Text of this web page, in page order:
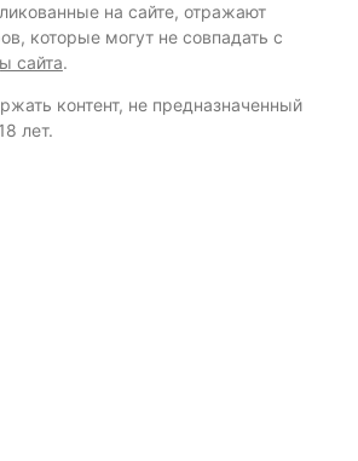
на сайте, отражают
которые могут не совпадать с
сайта.
контент, не предназначенный
лет.